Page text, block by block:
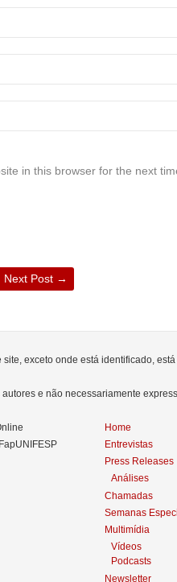
in this browser for the next
Next Post →
site, exceto onde está identificado,
e não necessariamente
Home
Entrevistas
Press Releases
Análises
Chamadas
Semanas
Multimídia
Vídeos
Podcasts
Newsletter